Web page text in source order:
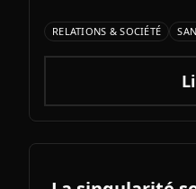
alertent sur
psychose IA » liée à
des relations
RELATIONS & SOCIÉTÉ